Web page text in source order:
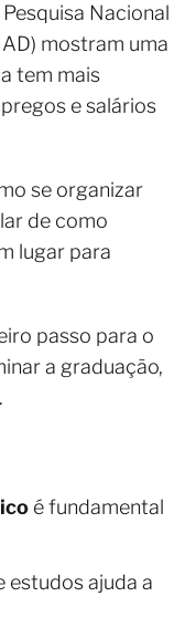
Nacional
mostram uma
tem mais
e salários
se organizar
de como
lugar para
passo para o
a graduação,
é fundamental
estudos ajuda a